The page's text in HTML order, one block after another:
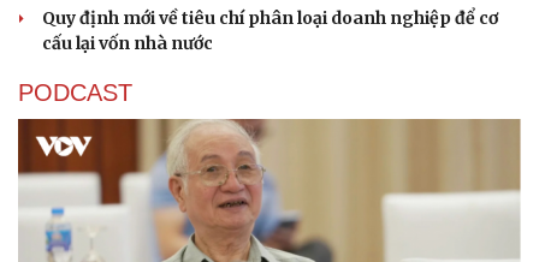
Quy định mới về tiêu chí phân loại doanh nghiệp để cơ
cấu lại vốn nhà nước
PODCAST